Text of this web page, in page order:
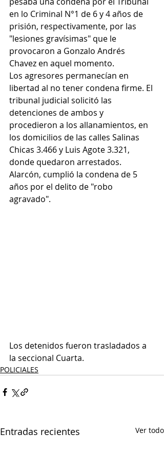
en lo Criminal N°1 de 6 y 4 años de
prisión, respectivamente, por las
"lesiones gravísimas" que le
provocaron a Gonzalo Andrés
Chavez en aquel momento.
Los agresores permanecían en
libertad al no tener condena firme. El
tribunal judicial solicitó las
detenciones de ambos y
procedieron a los allanamientos, en
los domicilios de las calles Salinas
Chicas 3.466 y Luis Agote 3.321,
donde quedaron arrestados.
Alarcón, cumplió la condena de 5
años por el delito de "robo
agravado".
Los detenidos fueron trasladados a
la seccional Cuarta.
POLICIALES
Entradas recientes Ver todo